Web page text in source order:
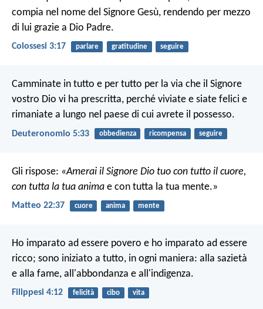
compia nel nome del Signore Gesù, rendendo per mezzo
di lui grazie a Dio Padre.
Colossesi 3:17 parlare gratitudine seguire
Camminate in tutto e per tutto per la via che il Signore
vostro Dio vi ha prescritta, perché viviate e siate felici e
rimaniate a lungo nel paese di cui avrete il possesso.
Deuteronomio 5:33 obbedienza ricompensa seguire
Gli rispose: «Amerai il Signore Dio tuo con tutto il cuore,
con tutta la tua anima e con tutta la tua mente.»
Matteo 22:37 cuore anima mente
Ho imparato ad essere povero e ho imparato ad essere
ricco; sono iniziato a tutto, in ogni maniera: alla sazietà
e alla fame, all'abbondanza e all'indigenza.
Filippesi 4:12 felicità cibo vita